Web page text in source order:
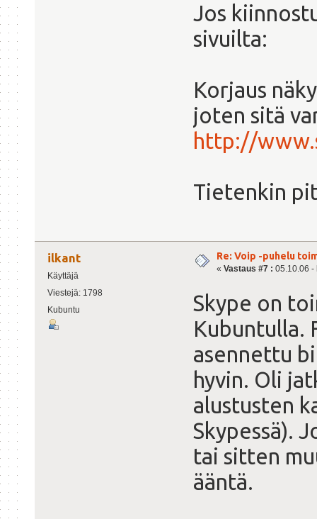
Jos
sivuilta:
Korjaus
joten sitä
http://
Tietenkin
ilkant
Käyttäjä
Viestejä: 1798
Kubuntu
Re: Voip -puhelu
« Vastaus #7 : 05.10.06 -
Skype on
Kubuntulla.
asennettu
hyvin. Oli
alustusten
Skypessä).
tai sitten
ääntä.